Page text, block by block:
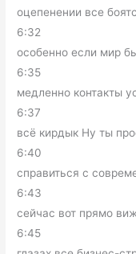
оцепенении все
6:32
особенно если мир
6:35
медленно контакты
6:37
всё кирдык Ну ты
6:40
справиться с
6:43
сейчас вот прямо
6:45